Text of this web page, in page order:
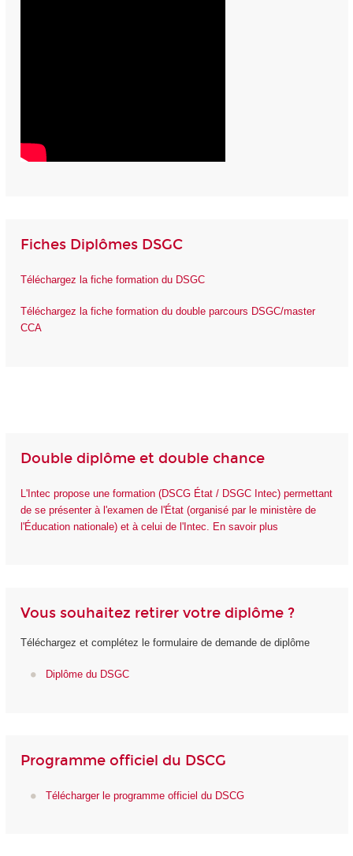
Fiches Diplômes DSGC
Téléchargez la fiche formation du DSGC
Téléchargez la fiche formation du double parcours DSGC/master
CCA
Double diplôme et double chance
L'Intec propose une formation (DSCG État / DSGC Intec) permettant
de se présenter à l'examen de l'État (organisé par le ministère de
l'Éducation nationale) et à celui de l'Intec. En savoir plus
Vous souhaitez retirer votre diplôme ?
Téléchargez et complétez le formulaire de demande de diplôme
Diplôme du DSGC
Programme officiel du DSCG
Télécharger le programme officiel du DSCG